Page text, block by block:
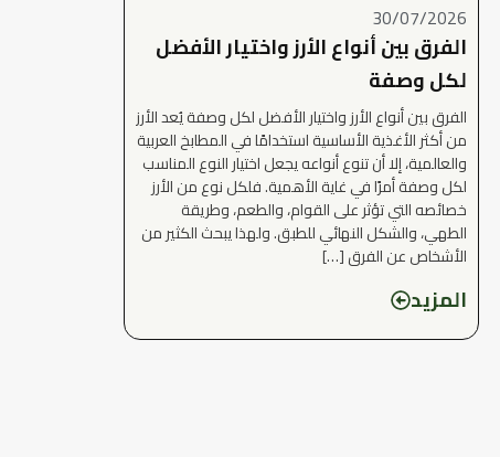
30/07/2026
الفرق بين أنواع الأرز واختيار الأفضل
لكل وصفة
الفرق بين أنواع الأرز واختيار الأفضل لكل وصفة يُعد الأرز
من أكثر الأغذية الأساسية استخدامًا في المطابخ العربية
والعالمية، إلا أن تنوع أنواعه يجعل اختيار النوع المناسب
لكل وصفة أمرًا في غاية الأهمية. فلكل نوع من الأرز
خصائصه التي تؤثر على القوام، والطعم، وطريقة
الطهي، والشكل النهائي للطبق. ولهذا يبحث الكثير من
الأشخاص عن الفرق […]
المزيد